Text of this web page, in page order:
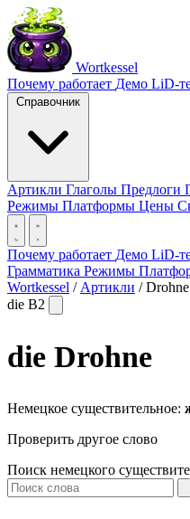
Wortkessel
Почему работает Демо LiD-
Справочник
Артикли Глаголы Предлоги
Режимы Платформы Цены
Почему работает Демо LiD-
Грамматика Режимы
Wortkessel / Артикли / Drohne
die B2
die Drohne
Немецкое существительное:
Проверить другое слово
Поиск немецкого